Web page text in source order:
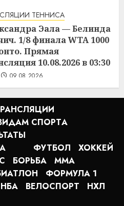
09.08.2026ТЕННИСА
Эала — Белинда
1/8 финала WTA 1000
Прямая
10.08.2026 в 03:30
09.08.2026
СПОРТA
ФУТБОЛ
ХОККЕЙ
БОРЬБА
MMA
ФОРМУЛА 1
НБА ВЕЛОСПОРТ
НХЛ